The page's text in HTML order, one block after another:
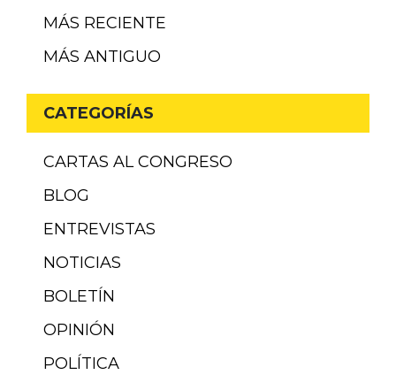
MÁS RECIENTE
MÁS ANTIGUO
CATEGORÍAS
CARTAS AL CONGRESO
BLOG
ENTREVISTAS
NOTICIAS
BOLETÍN
OPINIÓN
POLÍTICA